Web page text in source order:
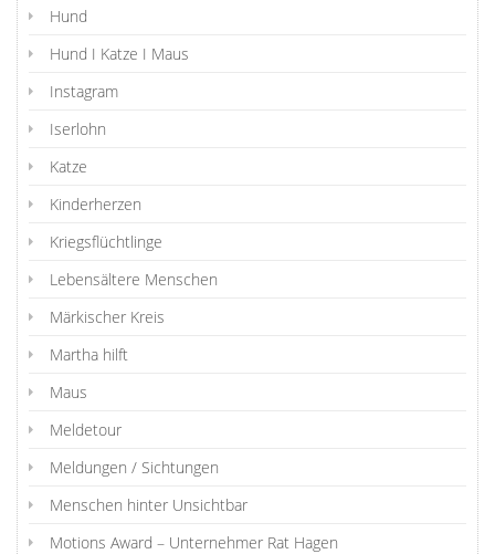
Hund
Hund I Katze I Maus
Instagram
Iserlohn
Katze
Kinderherzen
Kriegsflüchtlinge
Lebensältere Menschen
Märkischer Kreis
Martha hilft
Maus
Meldetour
Meldungen / Sichtungen
Menschen hinter Unsichtbar
Motions Award – Unternehmer Rat Hagen